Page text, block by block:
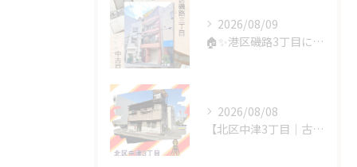
2026/08/09
🏠✨港区磯路3丁目に中古戸建が新登場です✨🏠
2026/08/08
【北区中津3丁目｜古家付き売土地】🏡✨